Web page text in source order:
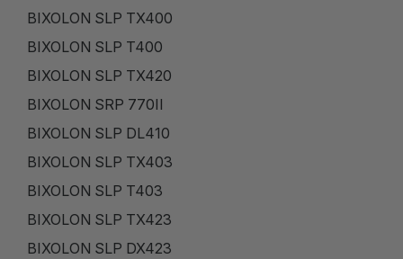
BIXOLON SLP TX400
BIXOLON SLP T400
BIXOLON SLP TX420
BIXOLON SRP 770II
BIXOLON SLP DL410
BIXOLON SLP TX403
BIXOLON SLP T403
BIXOLON SLP TX423
BIXOLON SLP DX423